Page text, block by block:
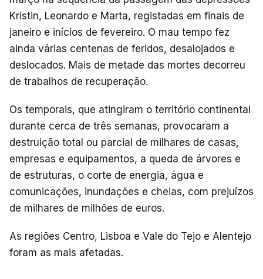
Kristin, Leonardo e Marta, registadas em finais de
janeiro e inícios de fevereiro. O mau tempo fez
ainda várias centenas de feridos, desalojados e
deslocados. Mais de metade das mortes decorreu
de trabalhos de recuperação.
Os temporais, que atingiram o território continental
durante cerca de três semanas, provocaram a
destruição total ou parcial de milhares de casas,
empresas e equipamentos, a queda de árvores e
de estruturas, o corte de energia, água e
comunicações, inundações e cheias, com prejuízos
de milhares de milhões de euros.
As regiões Centro, Lisboa e Vale do Tejo e Alentejo
foram as mais afetadas.